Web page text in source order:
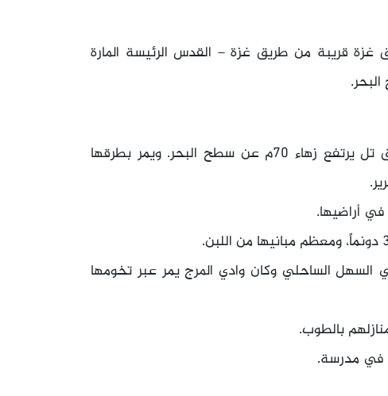
قريبة من طريق غزة – القدس الرئيسة المارة
نشأت القرية منذ قرن من الزمان تقريباً فوق تل يرتفع زهاء 70م عن سطح البحر. ويمر بطرقها
أراضيها.
السهل الساحلي وكان وادي المرج يمر عبر تخومها
بالطوب.
في مدرسة.